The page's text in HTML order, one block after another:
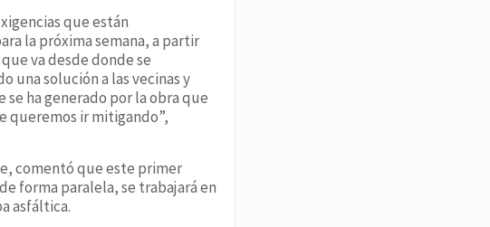
que están
la próxima semana, a partir
va desde donde se
una solución a las vecinas y
ha generado por la obra que
queremos ir mitigando”,
comentó que este primer
forma paralela, se trabajará en
asfáltica.